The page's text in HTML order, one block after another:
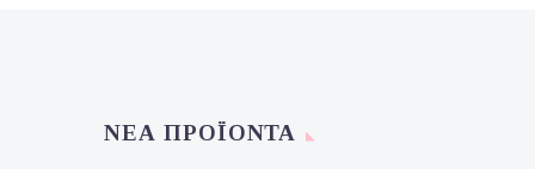
ΝΈΑ ΠΡΟΪΌΝΤΑ